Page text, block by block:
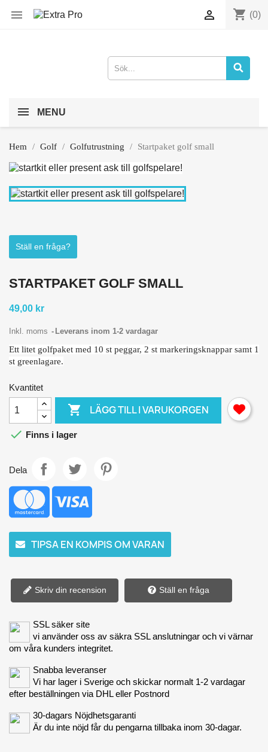
 shopping_cart (0)

MENU
Hem Golf Golfutrustning Startpaket golf small
Ställ en fråga?
STARTPAKET GOLF SMALL
49,00 kr
Inkl. moms Leverans inom 1-2 vardagar
Ett litet golfpaket med 10 st peggar, 2 st markeringsknappar samt 1
st greenlagare.
Kvantitet
 LÄGG TILL I VARUKORGEN
 Finns i lager
Dela
TIPSA EN KOMPIS OM VARAN
Skriv din recension Ställ en fråga
SSL säker site
vi använder oss av säkra SSL anslutningar och vi värnar
om våra kunders integritet.
Snabba leveranser
Vi har lager i Sverige och skickar normalt 1-2 vardagar
efter beställningen via DHL eller Postnord
30-dagars Nöjdhetsgaranti
Är du inte nöjd får du pengarna tillbaka inom 30-dagar.